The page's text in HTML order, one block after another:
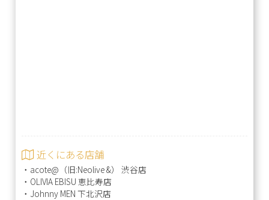
近くにある店舗
・ acote@（旧:Neolive &） 渋谷店
・ OLIVIA EBISU 恵比寿店
・ Johnny MEN 下北沢店